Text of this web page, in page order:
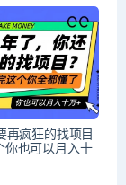
再疯狂的找项目
你也可以月入十